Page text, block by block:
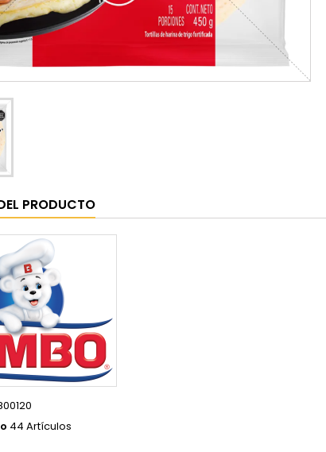
PRODUCTO
44 Artículos